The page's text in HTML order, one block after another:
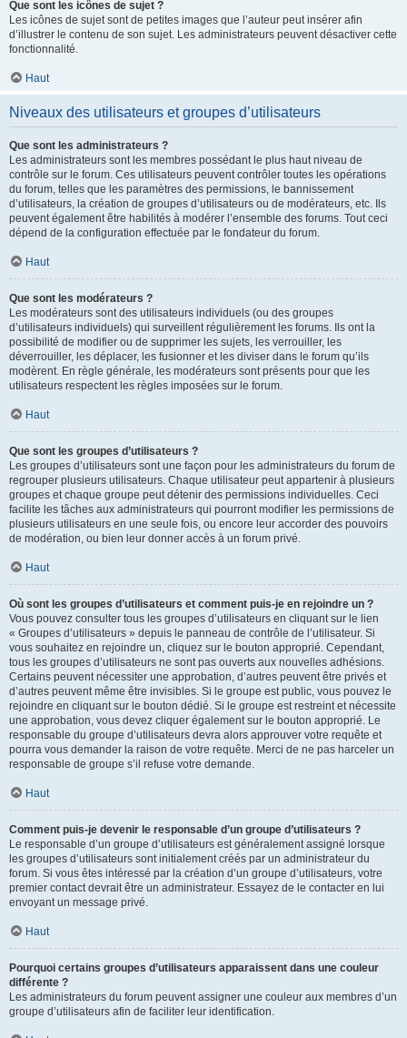
Que sont les icônes de sujet ?
Les icônes de sujet sont de petites images que l’auteur peut insérer afin
d’illustrer le contenu de son sujet. Les administrateurs peuvent désactiver cette
fonctionnalité.
Haut
Niveaux des utilisateurs et groupes d’utilisateurs
Que sont les administrateurs ?
Les administrateurs sont les membres possédant le plus haut niveau de
contrôle sur le forum. Ces utilisateurs peuvent contrôler toutes les opérations
du forum, telles que les paramètres des permissions, le bannissement
d’utilisateurs, la création de groupes d’utilisateurs ou de modérateurs, etc. Ils
peuvent également être habilités à modérer l’ensemble des forums. Tout ceci
dépend de la configuration effectuée par le fondateur du forum.
Haut
Que sont les modérateurs ?
Les modérateurs sont des utilisateurs individuels (ou des groupes
d’utilisateurs individuels) qui surveillent régulièrement les forums. Ils ont la
possibilité de modifier ou de supprimer les sujets, les verrouiller, les
déverrouiller, les déplacer, les fusionner et les diviser dans le forum qu’ils
modèrent. En règle générale, les modérateurs sont présents pour que les
utilisateurs respectent les règles imposées sur le forum.
Haut
Que sont les groupes d’utilisateurs ?
Les groupes d’utilisateurs sont une façon pour les administrateurs du forum de
regrouper plusieurs utilisateurs. Chaque utilisateur peut appartenir à plusieurs
groupes et chaque groupe peut détenir des permissions individuelles. Ceci
facilite les tâches aux administrateurs qui pourront modifier les permissions de
plusieurs utilisateurs en une seule fois, ou encore leur accorder des pouvoirs
de modération, ou bien leur donner accès à un forum privé.
Haut
Où sont les groupes d’utilisateurs et comment puis-je en rejoindre un ?
Vous pouvez consulter tous les groupes d’utilisateurs en cliquant sur le lien
« Groupes d’utilisateurs » depuis le panneau de contrôle de l’utilisateur. Si
vous souhaitez en rejoindre un, cliquez sur le bouton approprié. Cependant,
tous les groupes d’utilisateurs ne sont pas ouverts aux nouvelles adhésions.
Certains peuvent nécessiter une approbation, d’autres peuvent être privés et
d’autres peuvent même être invisibles. Si le groupe est public, vous pouvez le
rejoindre en cliquant sur le bouton dédié. Si le groupe est restreint et nécessite
une approbation, vous devez cliquer également sur le bouton approprié. Le
responsable du groupe d’utilisateurs devra alors approuver votre requête et
pourra vous demander la raison de votre requête. Merci de ne pas harceler un
responsable de groupe s’il refuse votre demande.
Haut
Comment puis-je devenir le responsable d’un groupe d’utilisateurs ?
Le responsable d’un groupe d’utilisateurs est généralement assigné lorsque
les groupes d’utilisateurs sont initialement créés par un administrateur du
forum. Si vous êtes intéressé par la création d’un groupe d’utilisateurs, votre
premier contact devrait être un administrateur. Essayez de le contacter en lui
envoyant un message privé.
Haut
Pourquoi certains groupes d’utilisateurs apparaissent dans une couleur
différente ?
Les administrateurs du forum peuvent assigner une couleur aux membres d’un
groupe d’utilisateurs afin de faciliter leur identification.